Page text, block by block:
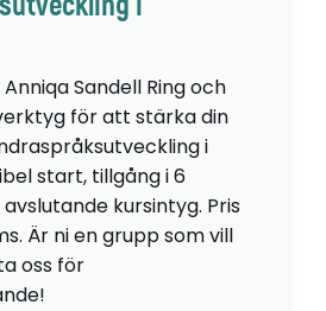
Sandell Ring och
för att stärka din
i
start, tillgång i 6
kursintyg. Pris
Är ni en grupp som vill
oss för